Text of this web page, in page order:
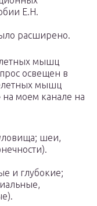
Е.Н.
расширено.
мышц
освещен в
мышц
моем канале на
шеи,
и глубокие;